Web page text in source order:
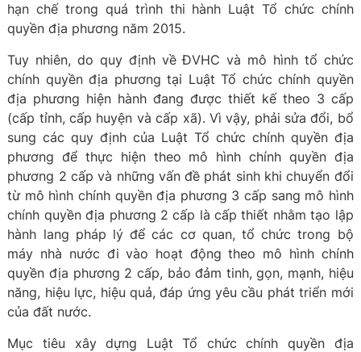
hạn chế trong quá trình thi hành Luật Tổ chức chính
quyền địa phương năm 2015.
Tuy nhiên, do quy định về ĐVHC và mô hình tổ chức
chính quyền địa phương tại Luật Tổ chức chính quyền
địa phương hiện hành đang được thiết kế theo 3 cấp
(cấp tỉnh, cấp huyện và cấp xã). Vì vậy, phải sửa đổi, bổ
sung các quy định của Luật Tổ chức chính quyền địa
phương để thực hiện theo mô hình chính quyền địa
phương 2 cấp và những vấn đề phát sinh khi chuyển đổi
từ mô hình chính quyền địa phương 3 cấp sang mô hình
chính quyền địa phương 2 cấp là cấp thiết nhằm tạo lập
hành lang pháp lý để các cơ quan, tổ chức trong bộ
máy nhà nước đi vào hoạt động theo mô hình chính
quyền địa phương 2 cấp, bảo đảm tinh, gọn, mạnh, hiệu
năng, hiệu lực, hiệu quả, đáp ứng yêu cầu phát triển mới
của đất nước.
Mục tiêu xây dựng Luật Tổ chức chính quyền địa